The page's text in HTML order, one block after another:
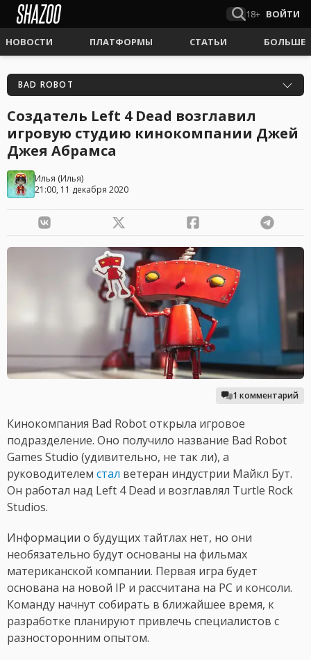
18+ ВОЙТИ
НОВОСТИ ПЛАТФОРМЫ СТАТЬИ БОЛЬШЕ
BAD ROBOT
Создатель Left 4 Dead возглавил
игровую студию кинокомпании Джей
Джея Абрамса
Илья (Илья)
21:00, 11 декабря 2020
1 комментарий
Кинокомпания Bad Robot открыла игровое
подразделение. Оно получило название Bad Robot
Games Studio (удивительно, не так ли), а
руководителем стал ветеран индустрии Майкл Бут.
Он работал над Left 4 Dead и возглавлял Turtle Rock
Studios.
Информации о будущих тайтлах нет, но они
необязательно будут основаны на фильмах
материканской компании. Первая игра будет
основана на новой IP и рассчитана на PC и консоли.
Команду начнут собирать в ближайшее время, к
разработке планируют привлечь специалистов с
разносторонним опытом.